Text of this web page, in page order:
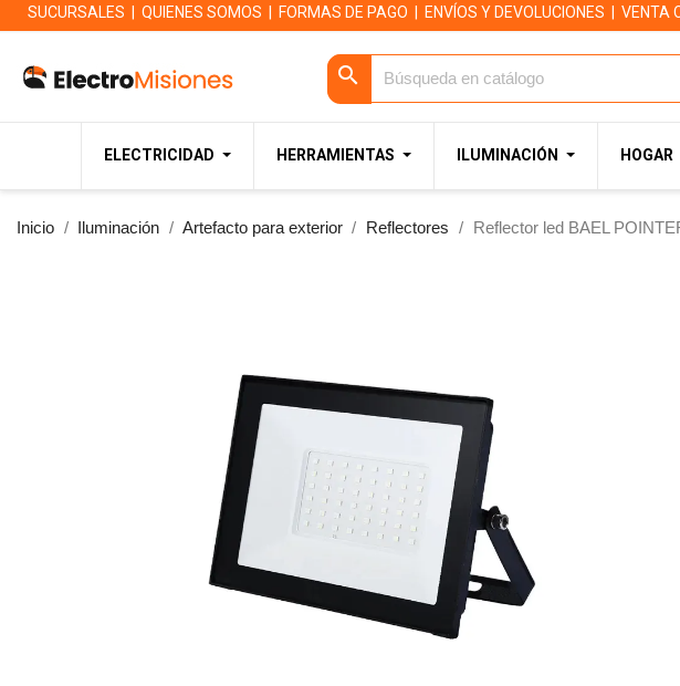
SUCURSALES QUIENES SOMOS FORMAS DE PAGO ENVÍOS Y DEVOLUCIONES VENTA
search
ELECTRICIDAD HERRAMIENTAS ILUMINACIÓN HOGAR
Inicio Iluminación Artefacto para exterior Reflectores Reflector led BAEL